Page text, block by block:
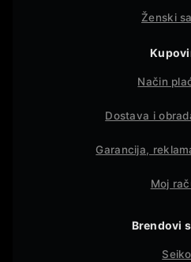
Ženski
Način
Dostava i
Garancija,
Moj
Brendovi
Seiko